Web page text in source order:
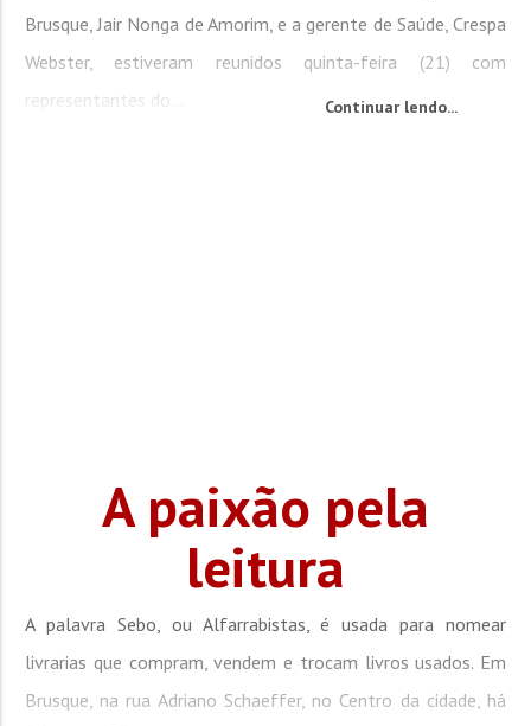
Brusque, Jair Nonga de Amorim, e a gerente de Saúde, Crespa
Webster, estiveram reunidos quinta-feira (21) com
representantes do...
Continuar lendo...
A paixão pela
leitura
A palavra Sebo, ou Alfarrabistas, é usada para nomear
livrarias que compram, vendem e trocam livros usados. Em
Brusque, na rua Adriano Schaeffer, no Centro da cidade, há